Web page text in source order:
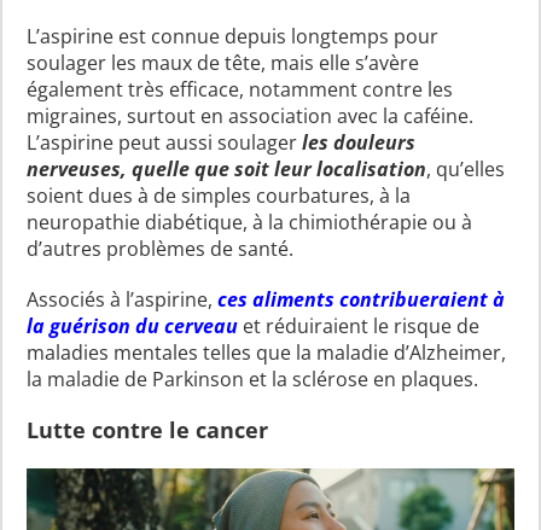
L’aspirine est connue depuis longtemps pour
soulager les maux de tête, mais elle s’avère
également très efficace, notamment contre les
migraines, surtout en association avec la caféine.
L’aspirine peut aussi soulagerles douleurs
nerveuses, quelle que soit leur localisation, qu’elles
soient dues à de simples courbatures, à la
neuropathie diabétique, à la chimiothérapie ou à
d’autres problèmes de santé.
Associés à l’aspirine,ces aliments contribueraient à
la guérison du cerveau et réduiraient le risque de
maladies mentales telles que la maladie d’Alzheimer,
la maladie de Parkinson et la sclérose en plaques.
Lutte contre le cancer